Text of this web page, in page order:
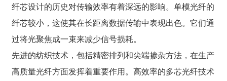
纤芯设计的历史对传输效率有着深远的影响。单模光纤的
纤芯较小，这使其在长距离数据传输中表现出色。它们通
过将光聚焦成一束来减少信号损耗。
先进的纺织技术，包括精密排列和尖端掺杂方法，在生产
高质量光纤方面发挥着重要作用。高效率的多芯光纤技术